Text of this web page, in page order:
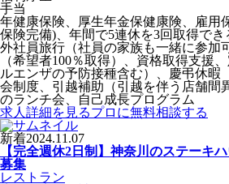
手当
年健康保険、厚生年金保健康険、雇
保険完備)、年間で5連休を3回取得で
外社員旅行（社員の家族も一緒に参加
（希望者100％取得）、資格取得支援
ルエンザの予防接種含む）、慶弔休
会制度、引越補助（引越を伴う店舗間
のランチ会、自己成長プログラム
求人詳細を見るプロに無料相談する
新着2024.11.07
【完全週休2日制】神奈川のステーキ
募集
レストラン